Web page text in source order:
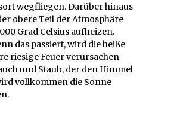
wegfliegen. Darüber hinaus
obere Teil der Atmosphäre
Grad Celsius aufheizen.
das passiert, wird die heiße
riesige Feuer verursachen
und Staub, der den Himmel
vollkommen die Sonne